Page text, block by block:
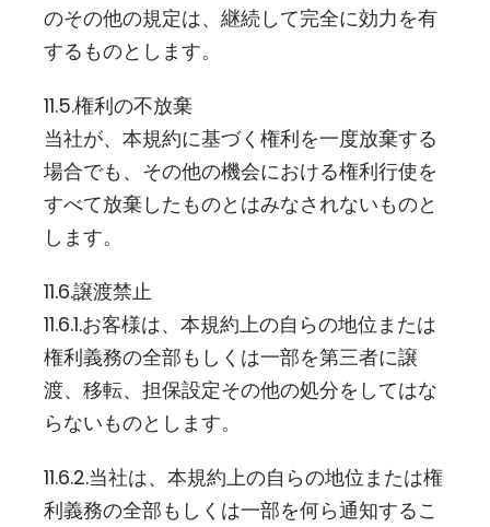
のその他の規定は、継続して完全に効力を有
するものとします。
11.5.権利の不放棄
当社が、本規約に基づく権利を一度放棄する
場合でも、その他の機会における権利行使を
すべて放棄したものとはみなされないものと
します。
11.6.譲渡禁止
11.6.1.お客様は、本規約上の自らの地位または
権利義務の全部もしくは一部を第三者に譲
渡、移転、担保設定その他の処分をしてはな
らないものとします。
11.6.2.当社は、本規約上の自らの地位または権
利義務の全部もしくは一部を何ら通知するこ